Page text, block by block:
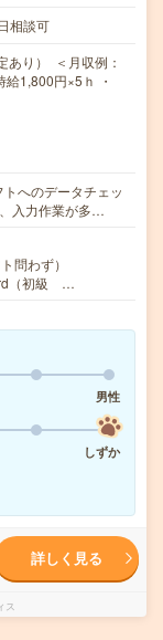
相談可
あり） ＜月収例：
1,800円×5ｈ ・
へのデータチェッ
入力作業が多…
問わず）
（初級 …
男性
しずか
詳しく見る
ス